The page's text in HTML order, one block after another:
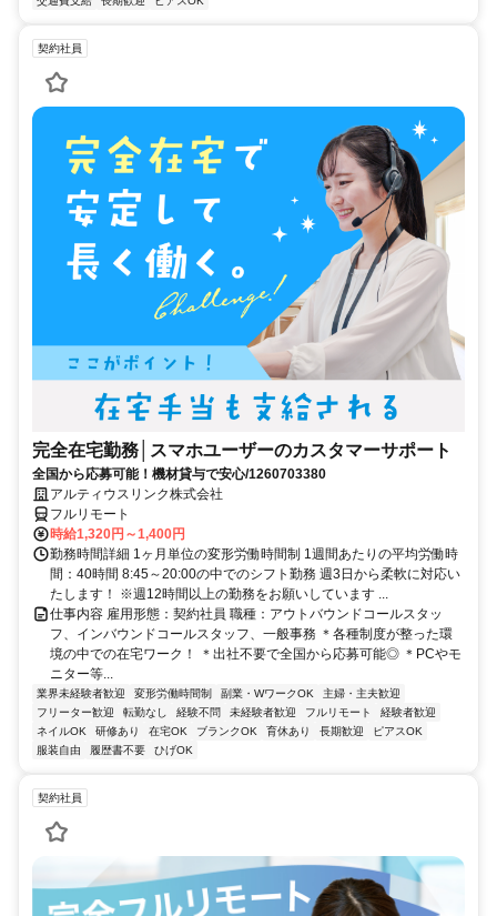
契約社員
完全在宅勤務│スマホユーザーのカスタマーサポート
全国から応募可能！機材貸与で安心/1260703380
アルティウスリンク株式会社
フルリモート
時給1,320円～1,400円
勤務時間詳細 1ヶ月単位の変形労働時間制 1週間あたりの平均労働時
間：40時間 8:45～20:00の中でのシフト勤務 週3日から柔軟に対応い
たします！ ※週12時間以上の勤務をお願いしています ...
仕事内容 雇用形態：契約社員 職種：アウトバウンドコールスタッ
フ、インバウンドコールスタッフ、一般事務 ＊各種制度が整った環
境の中での在宅ワーク！ ＊出社不要で全国から応募可能◎ ＊PCやモ
ニター等...
業界未経験者歓迎 変形労働時間制 副業・WワークOK
主婦・主夫歓迎
フリーター歓迎
転勤なし 経験不問 未経験者歓迎 フルリモート
経験者歓迎
ネイルOK
研修あり 在宅OK ブランクOK 育休あり 長期歓迎
ピアスOK
服装自由
履歴書不要 ひげOK
契約社員